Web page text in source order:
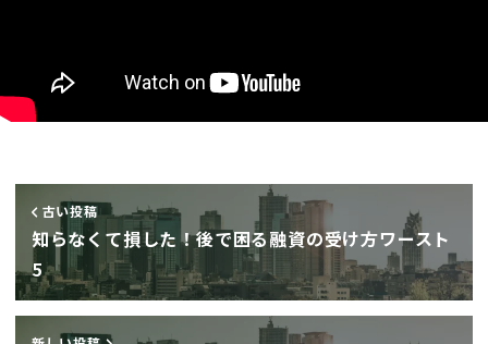
古い投稿
知らなくて損した！後で困る融資の受け方ワースト
5